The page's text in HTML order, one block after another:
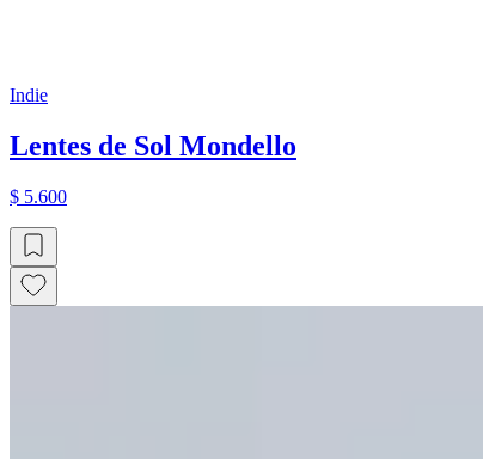
Indie
Lentes de Sol Mondello
$ 5.600